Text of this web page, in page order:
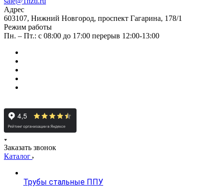
Адрес
603107, Нижний Новгород, проспект Гагарина, 178/1
Режим работы
Пн. – Пт.: с 08:00 до 17:00 перерыв 12:00-13:00
Заказать звонок
Каталог
Трубы стальные ППУ